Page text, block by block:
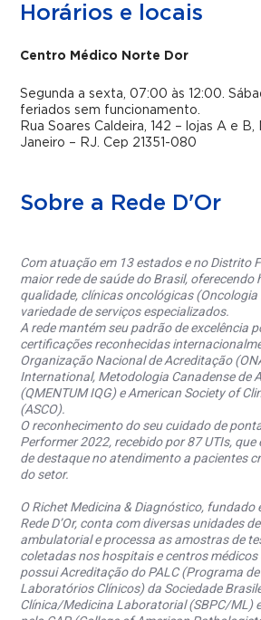
Horários e locais
Centro Médico Norte Dor
Segunda a sexta, 07:00 às 12:00.
feriados sem funcionamento.
Rua Soares Caldeira, 142 – lojas A e
Janeiro – RJ. Cep 21351-080
Sobre a Rede D'Or
Com atuação em 13 estados e no Distrito
maior rede de saúde do Brasil, oferecendo
qualidade, clínicas oncológicas (Oncologia
variedade de serviços especializados.
A rede mantém seu padrão de excelência
certificações reconhecidas
Organização Nacional de Acreditação
International, Metodologia Canadense de
(QMENTUM IQG) e American Society of
(ASCO).
O reconhecimento do seu cuidado de
Performer 2022, recebido por 87 UTIs,
de destaque no atendimento a pacientes
do setor.
O Richet Medicina & Diagnóstico, fundado
Rede D’Or, conta com diversas unidades
ambulatorial e processa as amostras de
coletadas nos hospitais e centros médicos
possui Acreditação do PALC (Programa
Laboratórios Clínicos) da Sociedade
Clínica/Medicina Laboratorial (SBPC/ML)